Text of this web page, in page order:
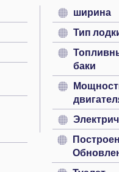
ширина
Тип
баки